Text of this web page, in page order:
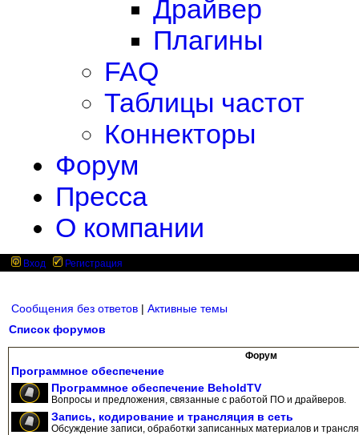
Драйвер
Плагины
FAQ
Таблицы частот
Коннекторы
Форум
Пресса
О компании
Вход Регистрация
Сообщения без ответов | Активные темы
Список форумов
Форум
Программное обеспечение
Программное обеспечение BeholdTV
Вопросы и предложения, связанные с работой ПО и драйверов.
Запись, кодирование и трансляция в сеть
Обсуждение записи, обработки записанных материалов и